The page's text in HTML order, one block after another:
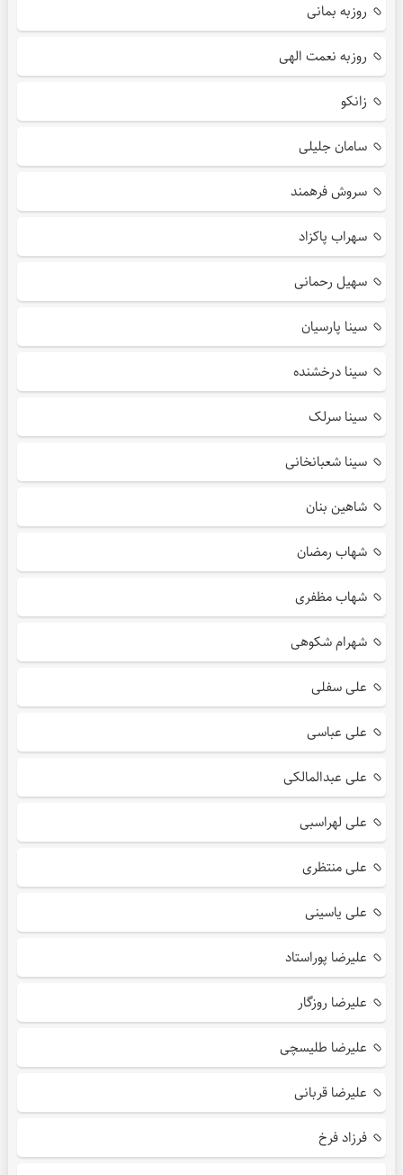
روزبه بمانی
روزبه نعمت الهی
زانکو
سامان جلیلی
سروش فرهمند
سهراب پاکزاد
سهیل رحمانی
سینا پارسیان
سینا درخشنده
سینا سرلک
سینا شعبانخانی
شاهین بنان
شهاب رمضان
شهاب مظفری
شهرام شکوهی
علی سفلی
علی عباسی
علی عبدالمالکی
علی لهراسبی
علی منتظری
علی یاسینی
علیرضا پوراستاد
علیرضا روزگار
علیرضا طلیسچی
علیرضا قربانی
فرزاد فرخ